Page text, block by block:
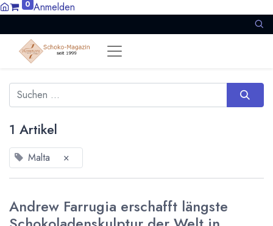
0 Anmelden
1 Artikel
Malta ×
Andrew Farrugia erschafft längste